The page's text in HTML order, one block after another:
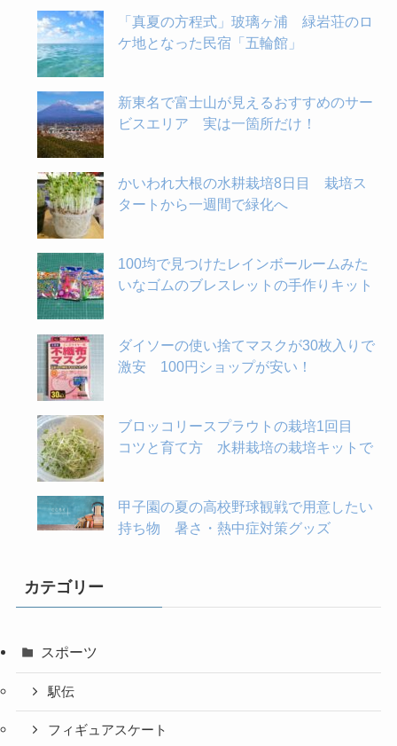
「真夏の方程式」玻璃ヶ浦 緑岩荘のロ
ケ地となった民宿「五輪館」
新東名で富士山が見えるおすすめのサー
ビスエリア 実は一箇所だけ！
かいわれ大根の水耕栽培8日目 栽培ス
タートから一週間で緑化へ
100均で見つけたレインボールームみた
いなゴムのブレスレットの手作りキット
ダイソーの使い捨てマスクが30枚入りで
激安 100円ショップが安い！
ブロッコリースプラウトの栽培1回目
コツと育て方 水耕栽培の栽培キットで
甲子園の夏の高校野球観戦で用意したい
持ち物 暑さ・熱中症対策グッズ
カテゴリー
スポーツ
駅伝
フィギュアスケート